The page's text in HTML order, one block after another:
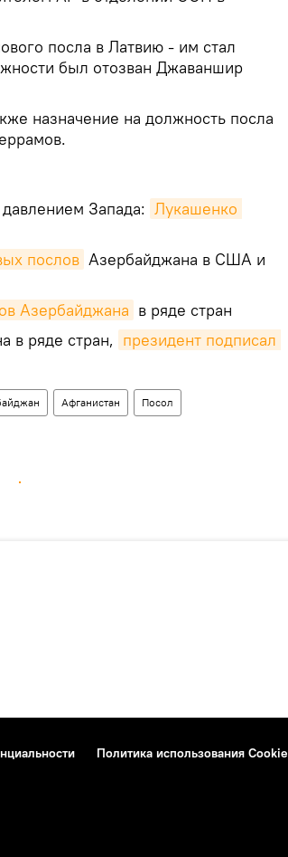
посла в Латвию - им стал
был отозван Джаваншир
назначение на должность посла
Запада: Лукашенко
послов Азербайджана в США и
Азербайджана в ряде стран
в ряде стран, президент подписал
Афганистан Посол
Политика использования Cookie